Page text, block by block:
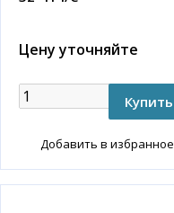
Цену уточняйте
Добавить в избранное